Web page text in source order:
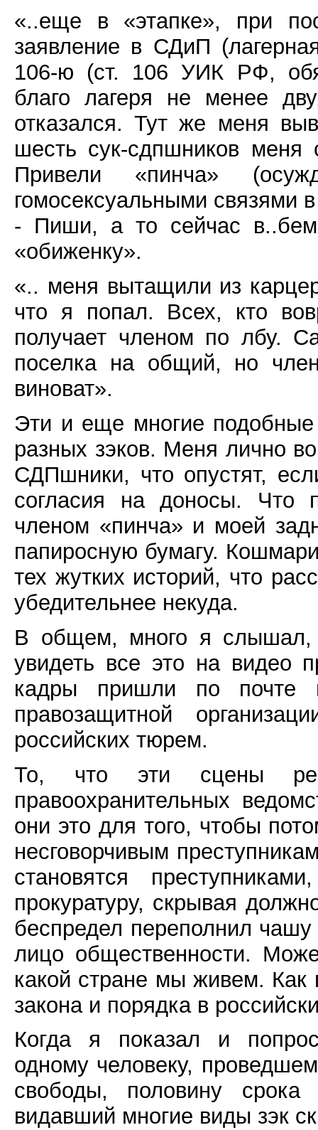
«..еще в «этапке», при
заявление в СДиП
106-ю (ст. 106 УИК РФ,
благо лагеря не менее
отказался. Тут же меня
шесть сук-сдпшников
Привели «пинча»
гомосексуальными связями
- Пиши, а то сейчас
«обиженку».
«.. меня вытащили из
что я попал. Всех, кто
получает членом по лбу.
поселка на общий, но
виноват».
Эти и еще многие
разных зэков. Меня лично
СДПшники, что опустят,
согласия на доносы. Что
членом «пинча» и моей
папиросную бумагу.
тех жутких историй, что
убедительнее некуда.
В общем, много я слышал,
увидеть все это на видео
кадры пришли по почте
правозащитной
российских тюрем.
То, что эти сцены
правоохранительных
они это для того, чтобы
несговорчивым
становятся
прокуратуру, скрывая
беспредел переполнил
лицо общественности.
какой стране мы живем. Как
закона и порядка в
Когда я показал и
одному человеку,
свободы, половину
видавший многие виды зэк